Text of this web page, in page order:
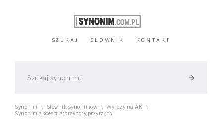
SZUKAJ SŁOWNIK KONTAKT
arrow_forward
Synonim \ Słownik synonimów \ Wyrazy na AK \
Synonim akcesoria;przybory;przyrządy